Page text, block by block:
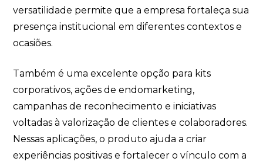
versatilidade permite que a empresa fortaleça sua
presença institucional em diferentes contextos e
ocasiões.
Também é uma excelente opção para kits
corporativos, ações de endomarketing,
campanhas de reconhecimento e iniciativas
voltadas à valorização de clientes e colaboradores.
Nessas aplicações, o produto ajuda a criar
experiências positivas e fortalecer o vínculo com a